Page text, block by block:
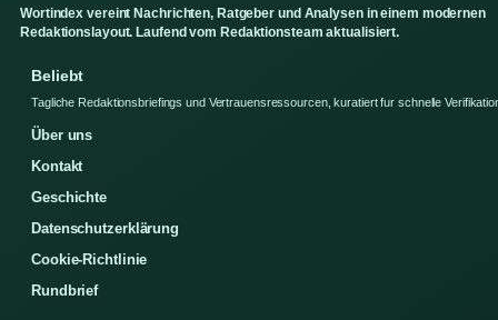
Wortindex vereint Nachrichten, Ratgeber und Analysen in einem modernen
Redaktionslayout. Laufend vom Redaktionsteam aktualisiert.
Beliebt
Tagliche Redaktionsbriefings und Vertrauensressourcen, kuratiert fur schnelle
Über uns
Kontakt
Geschichte
Datenschutzerklärung
Cookie-Richtlinie
Rundbrief